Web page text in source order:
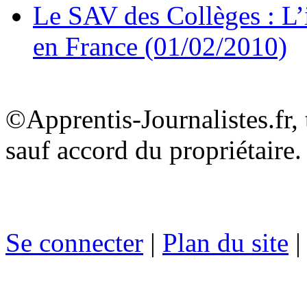
Le SAV des Collèges :
en France (01/02/2010)
©Apprentis-
sauf accord du propriétaire.
Se connecter | Plan du site |